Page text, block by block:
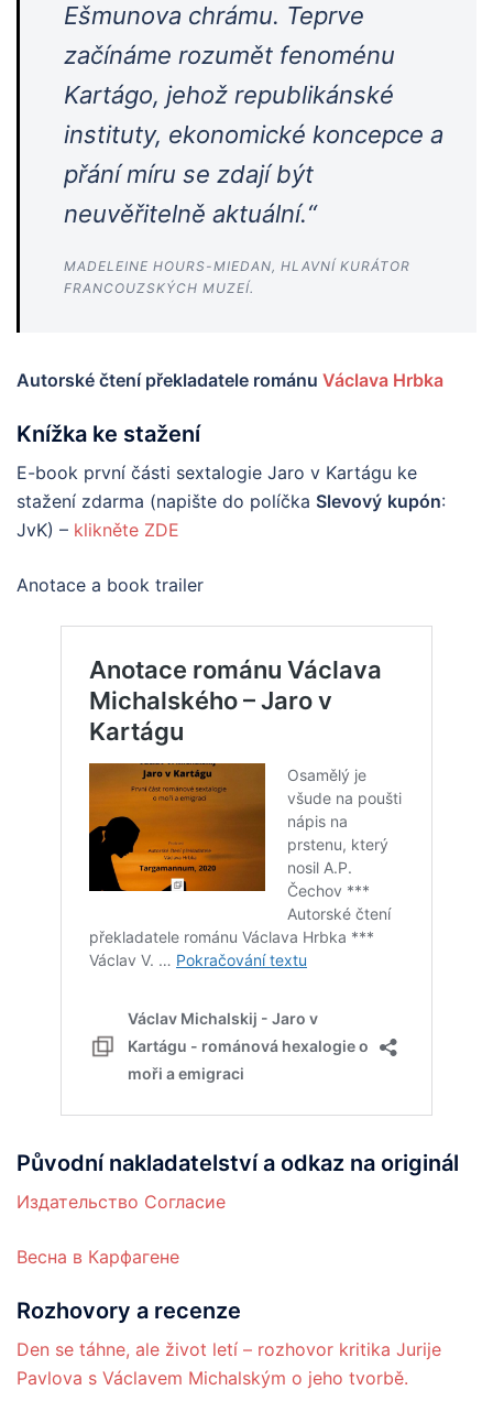
Ešmunova chrámu. Teprve
začínáme rozumět fenoménu
Kartágo, jehož republikánské
instituty, ekonomické koncepce a
přání míru se zdají být
neuvěřitelně aktuální.“
MADELEINE HOURS-MIEDAN, HLAVNÍ KURÁTOR
FRANCOUZSKÝCH MUZEÍ.
Autorské čtení překladatele románu Václava Hrbka
Knížka ke stažení
E-book první části sextalogie Jaro v Kartágu ke
stažení zdarma (napište do políčka Slevový kupón:
JvK) – klikněte ZDE
Anotace a book trailer
Původní nakladatelství a odkaz na originál
Издательство Согласие
Весна в Карфагене
Rozhovory a recenze
Den se táhne, ale život letí – rozhovor kritika Jurije
Pavlova s Václavem Michalským o jeho tvorbě.